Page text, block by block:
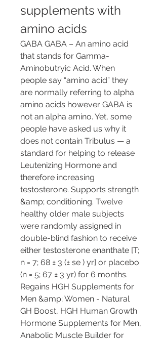
supplements with
amino acids
GABA GABA – An amino acid
that stands for Gamma-
Aminobutryic Acid. When
people say “amino acid” they
are normally referring to alpha
amino acids however GABA is
not an alpha amino. Yet, some
people have asked us why it
does not contain Tribulus — a
standard for helping to release
Leutenizing Hormone and
therefore increasing
testosterone. Supports strength
&amp; conditioning. Twelve
healthy older male subjects
were randomly assigned in
double-blind fashion to receive
either testosterone enanthate [T;
n = 7; 68 ± 3 (± se ) yr] or placebo
(n = 5; 67 ± 3 yr) for 6 months.
Regains HGH Supplements for
Men &amp; Women - Natural
GH Boost, HGH Human Growth
Hormone Supplements for Men,
Anabolic Muscle Builder for